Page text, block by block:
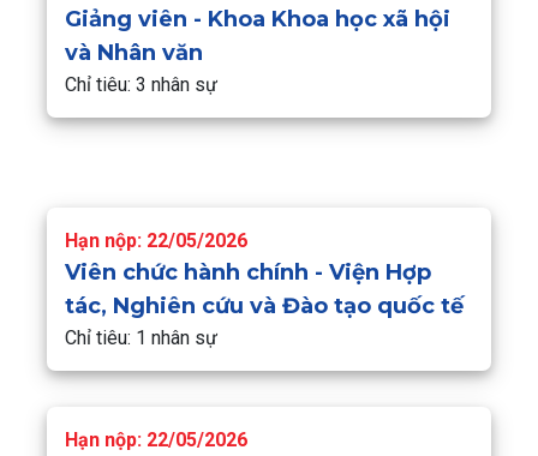
Giảng viên - Khoa Khoa học xã hội
và Nhân văn
Chỉ tiêu: 3 nhân sự
Hạn nộp: 22/05/2026
Viên chức hành chính - Viện Hợp
tác, Nghiên cứu và Đào tạo quốc tế
Chỉ tiêu: 1 nhân sự
Hạn nộp: 22/05/2026